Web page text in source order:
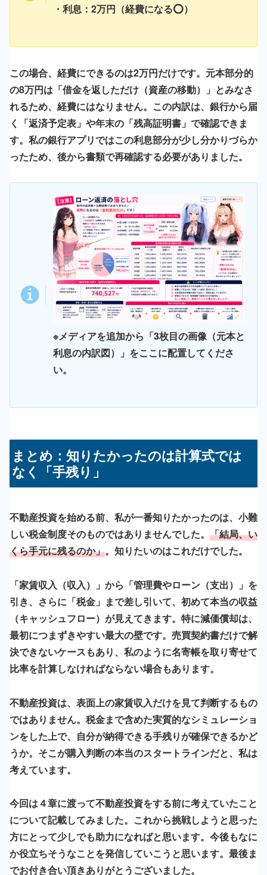
・利息：2万円（経費になる⭕️）
この場合、経費にできるのは2万円だけです。元本部分的
の8万円は「借金を返しただけ（資産の移動）」とみなさ
れるため、経費にはなりません。この内訳は、銀行から届
く「返済予定表」や年末の「残高証明書」で確認できま
す。私の銀行アプリではこの利息部分が少し分かりづらか
ったため、後から書類で再確認する必要がありました。
※メディアを追加から「3枚目の画像（元本と
利息の内訳図）」をここに配置してくださ
い。
まとめ：知りたかったのは計算式では
なく「手残り」
不動産投資を始める前、私が一番知りたかったのは、小難
しい税金制度そのものではありませんでした。 「結局、い
くら手元に残るのか」。知りたいのはこれだけでした。
「家賃収入（収入）」から「管理費やローン（支出）」を
引き、さらに「税金」まで差し引いて、初めて本当の収益
（キャッシュフロー）が見えてきます。特に減価償却は、
最初につまずきやすい最大の壁です。売買契約書だけで解
決できないケースもあり、私のように名寄帳を取り寄せて
比率を計算しなければならない場合もあります。
不動産投資は、表面上の家賃収入だけを見て判断するもの
ではありません。 税金まで含めた実質的なシミュレーショ
ンをした上で、自分が納得できる手残りが確保できるかど
うか。 そこが購入判断の本当のスタートラインだと、私は
考えています。
今回は４章に渡って不動産投資をする前に考えていたこと
について記載してみました。これから挑戦しようと思った
方にとって少しでも助力になればと思います。今後もなに
か役立ちそうなことを発信していこうと思います。最後ま
でお付き合い頂きありがとうございました。